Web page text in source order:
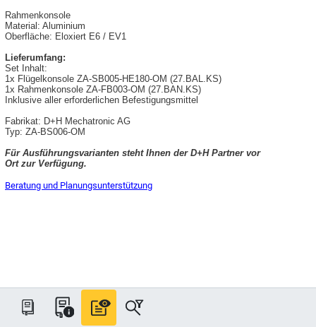
Rahmenkonsole
Material: Aluminium
Oberfläche: Eloxiert E6 / EV1
Lieferumfang:
Set Inhalt:
1x Flügelkonsole ZA-SB005-HE180-OM (27.BAL.KS)
1x Rahmenkonsole ZA-FB003-OM (27.BAN.KS)
Inklusive aller erforderlichen Befestigungsmittel
Fabrikat: D+H Mechatronic AG
Typ: ZA-BS006-OM
Für Ausführungsvarianten steht Ihnen der D+H Partner vor
Ort zur Verfügung.
Beratung und Planungsunterstützung